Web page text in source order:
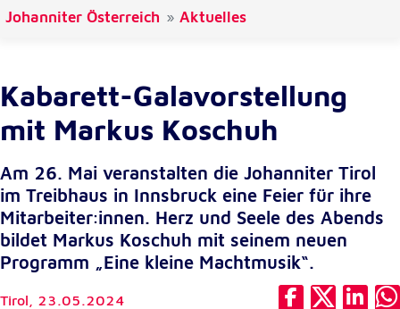
Johanniter Österreich Aktuelles
Kabarett-Galavorstellung
mit Markus Koschuh
Am 26. Mai veranstalten die Johanniter Tirol
im Treibhaus in Innsbruck eine Feier für ihre
Mitarbeiter:innen. Herz und Seele des Abends
bildet Markus Koschuh mit seinem neuen
Programm „Eine kleine Machtmusik“.
Tirol, 23.05.2024
Google Analytics Opt-Out-Cookie
Zweck:
Dieser Cookie speichert die gewählte
Einverständnisoption bezüglich Google Analytics
1 Jahr
Einverständnis-Cookie
Name: